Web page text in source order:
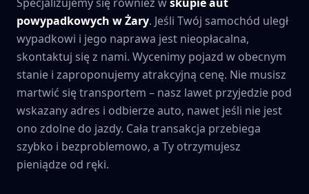
powypadkowych wŻary. Jeśli Twój samochód uległ
wypadkowi i jego naprawa jest nieopłacalna,
skontaktuj się z nami. Wycenimy pojazd w obecnym
stanie i zaproponujemy atrakcyjną cenę. Nie musisz
martwić się transportem – nasz lawet przyjedzie pod
wskazany adres i odbierze auto, nawet jeśli nie jest
ono zdolne do jazdy. Cała transakcja przebiega
szybko i bezproblemowo, a Ty otrzymujesz
pieniądze od ręki.